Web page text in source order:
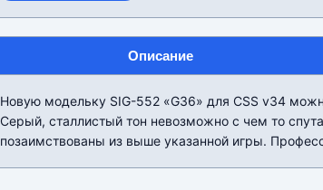
Описание
Новую модельку SIG-552 «G36» для CSS v34
Серый, сталлистый тон невозможно с чем то
позаимствованы из выше указанной игры.